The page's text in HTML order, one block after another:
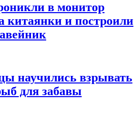
в монитор
китаянки и построили
научились взрывать
для забавы